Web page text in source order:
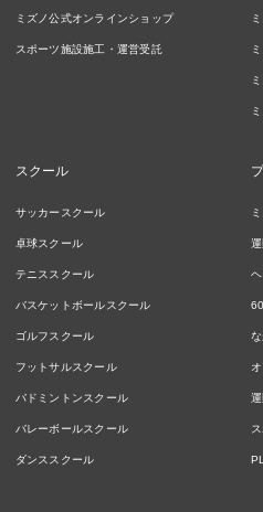
ミズノ公式オンラインショップ
スポーツ施設施工・運営受託
スクール
サッカースクール
卓球スクール
テニススクール
バスケットボールスクール
ゴルフスクール
フットサルスクール
バドミントンスクール
バレーボールスクール
ダンススクール